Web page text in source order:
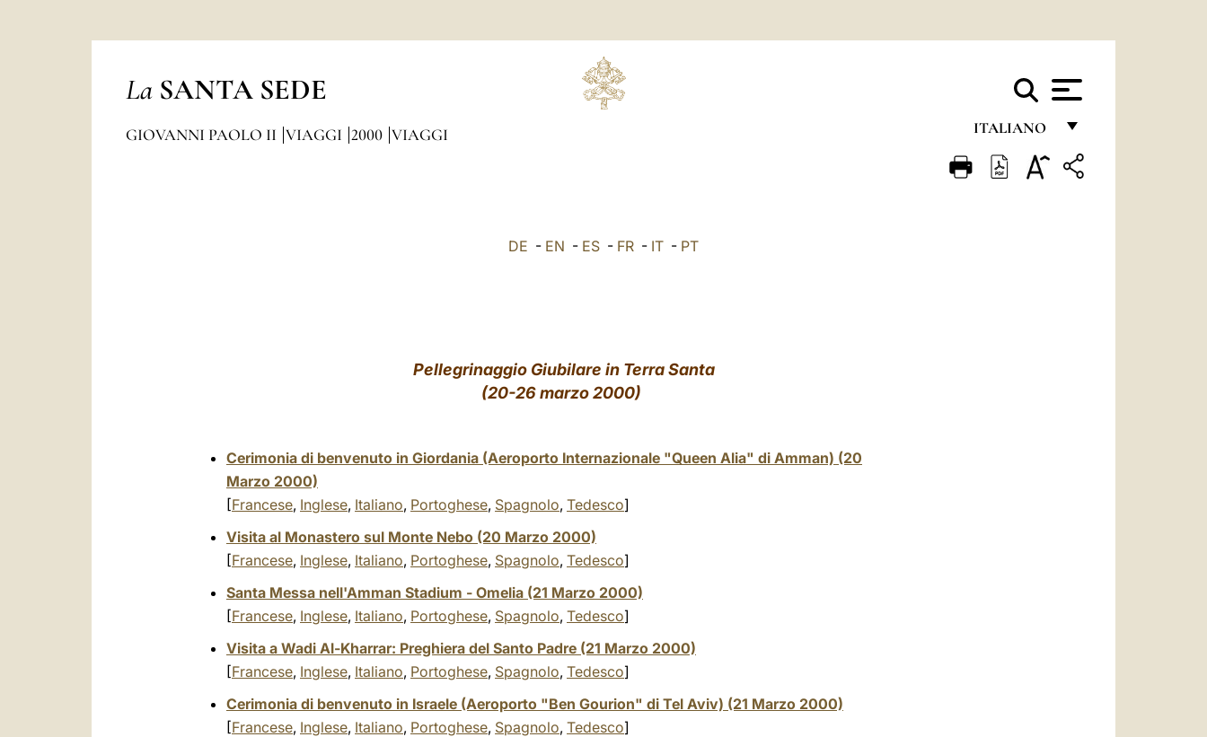
La SANTA SEDE
ITALIANO
FRANÇAIS
GIOVANNI PAOLO II VIAGGI 2000 VIAGGI
DE - EN - ES - FR - IT - PT
Pellegrinaggio Giubilare in Terra Santa
(20-26 marzo 2000)
Cerimonia di benvenuto in Giordania (Aeroporto Internazionale "Queen Alia" di Amman) (20
Marzo 2000)
[Francese, Inglese, Italiano, Portoghese, Spagnolo, Tedesco]
Visita al Monastero sul Monte Nebo (20 Marzo 2000)
[Francese, Inglese, Italiano, Portoghese, Spagnolo, Tedesco]
Santa Messa nell'Amman Stadium - Omelia (21 Marzo 2000)
[Francese, Inglese, Italiano, Portoghese, Spagnolo, Tedesco]
Visita a Wadi Al-Kharrar: Preghiera del Santo Padre (21 Marzo 2000)
[Francese, Inglese, Italiano, Portoghese, Spagnolo, Tedesco]
Cerimonia di benvenuto in Israele (Aeroporto "Ben Gourion" di Tel Aviv) (21 Marzo 2000)
[Francese, Inglese, Italiano, Portoghese, Spagnolo, Tedesco]